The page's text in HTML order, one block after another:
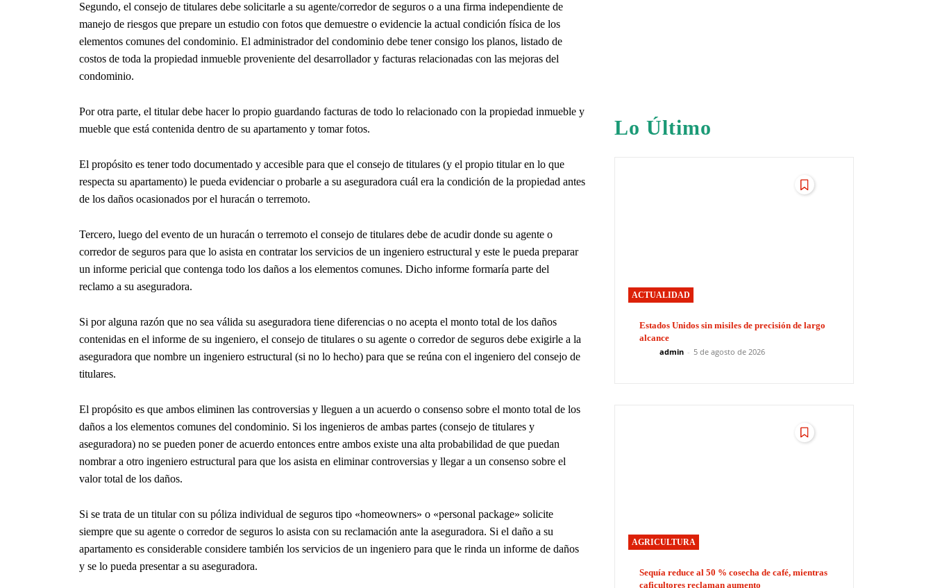
Segundo, el consejo de titulares debe solicitarle a su agente/corredor de seguros o a una firma independiente de
manejo de riesgos que prepare un estudio con fotos que demuestre o evidencie la actual condición física de los
elementos comunes del condominio. El administrador del condominio debe tener consigo los planos, listado de
costos de toda la propiedad inmueble proveniente del desarrollador y facturas relacionadas con las mejoras del
condominio.
Por otra parte, el titular debe hacer lo propio guardando facturas de todo lo relacionado con la propiedad inmueble y
mueble que está contenida dentro de su apartamento y tomar fotos.
El propósito es tener todo documentado y accesible para que el consejo de titulares (y el propio titular en lo que
respecta su apartamento) le pueda evidenciar o probarle a su aseguradora cuál era la condición de la propiedad antes
de los daños ocasionados por el huracán o terremoto.
Tercero, luego del evento de un huracán o terremoto el consejo de titulares debe de acudir donde su agente o
corredor de seguros para que lo asista en contratar los servicios de un ingeniero estructural y este le pueda preparar
un informe pericial que contenga todo los daños a los elementos comunes. Dicho informe formaría parte del
reclamo a su aseguradora.
Si por alguna razón que no sea válida su aseguradora tiene diferencias o no acepta el monto total de los daños
contenidas en el informe de su ingeniero, el consejo de titulares o su agente o corredor de seguros debe exigirle a la
aseguradora que nombre un ingeniero estructural (si no lo hecho) para que se reúna con el ingeniero del consejo de
titulares.
El propósito es que ambos eliminen las controversias y lleguen a un acuerdo o consenso sobre el monto total de los
daños a los elementos comunes del condominio. Si los ingenieros de ambas partes (consejo de titulares y
aseguradora) no se pueden poner de acuerdo entonces entre ambos existe una alta probabilidad de que puedan
nombrar a otro ingeniero estructural para que los asista en eliminar controversias y llegar a un consenso sobre el
valor total de los daños.
Si se trata de un titular con su póliza individual de seguros tipo «homeowners» o «personal package» solicite
siempre que su agente o corredor de seguros lo asista con su reclamación ante la aseguradora. Si el daño a su
apartamento es considerable considere también los servicios de un ingeniero para que le rinda un informe de daños
y se lo pueda presentar a su aseguradora.
Lo Último
ACTUALIDAD
Estados Unidos sin misiles de precisión de largo
alcance
admin - 5 de agosto de 2026
AGRICULTURA
Sequía reduce al 50 % cosecha de café, mientras
caficultores reclaman aumento